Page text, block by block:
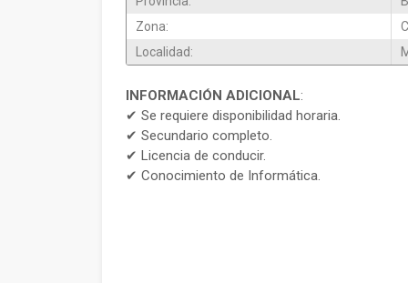
Zona:
Localidad:
INFORMACIÓN ADICIONAL:
✔ Se requiere disponibilidad horaria.
✔ Secundario completo.
✔ Licencia de conducir.
✔ Conocimiento de Informática.